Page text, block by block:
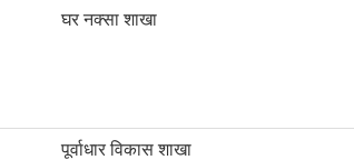
घर नक्सा शाखा
पूर्वाधार विकास शाखा